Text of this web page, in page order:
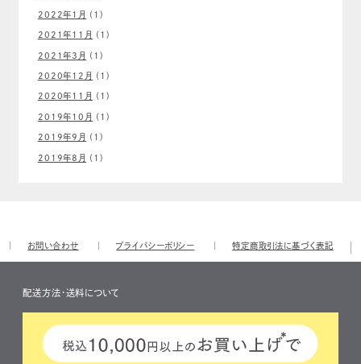
2022年1月 (1)
2021年11月 (1)
2021年3月 (1)
2020年12月 (1)
2020年11月 (1)
2019年10月 (1)
2019年9月 (1)
2019年8月 (1)
お問い合わせ プライバシーポリシー 特定商取引法に基づく表記
配送方法・送料について